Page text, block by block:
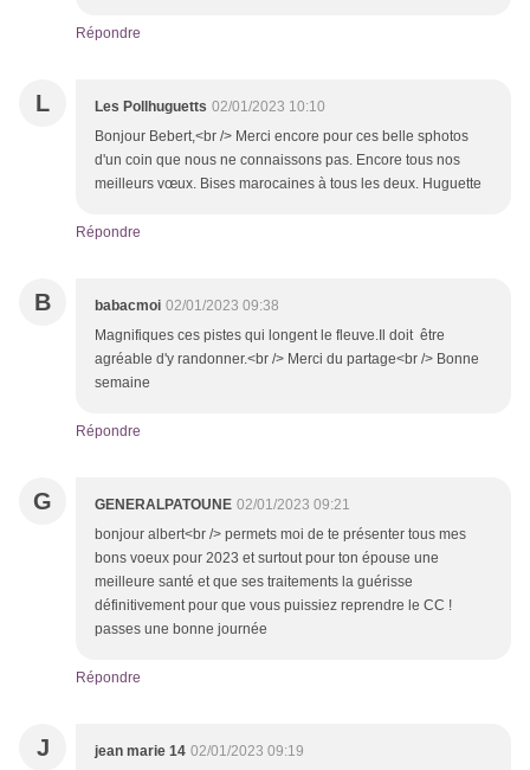
Répondre
L Les Pollhuguetts 02/01/2023 10:10
Bonjour Bebert,<br /> Merci encore pour ces belle sphotos
d'un coin que nous ne connaissons pas. Encore tous nos
meilleurs vœux. Bises marocaines à tous les deux. Huguette
Répondre
B babacmoi 02/01/2023 09:38
Magnifiques ces pistes qui longent le fleuve.Il doit être
agréable d'y randonner.<br /> Merci du partage<br /> Bonne
semaine
Répondre
G GENERALPATOUNE 02/01/2023 09:21
bonjour albert<br /> permets moi de te présenter tous mes
bons voeux pour 2023 et surtout pour ton épouse une
meilleure santé et que ses traitements la guérisse
définitivement pour que vous puissiez reprendre le CC !
passes une bonne journée
Répondre
J jean marie 14 02/01/2023 09:19